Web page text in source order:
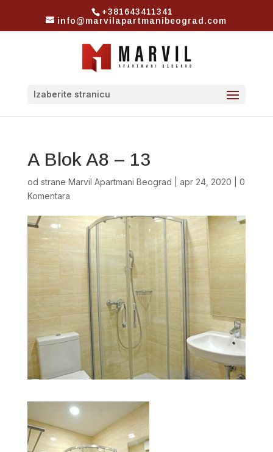
+381643411341
info@marvilapartmanibeograd.com
Izaberite stranicu
A Blok A8 – 13
od strane Marvil Apartmani Beograd apr 24, 2020
0
Komentara